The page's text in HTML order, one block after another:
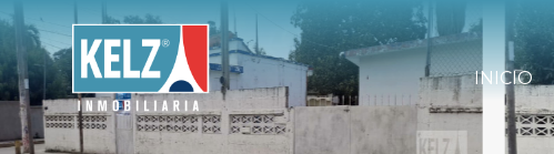
INICIO